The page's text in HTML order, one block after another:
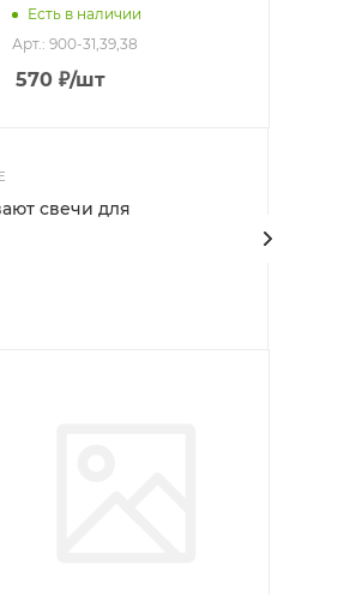
Есть в наличии
Арт.: 900-31,39,38
570₽/шт
свечи для